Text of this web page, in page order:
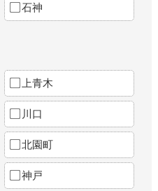
石神
上青木
川口
北園町
神戸